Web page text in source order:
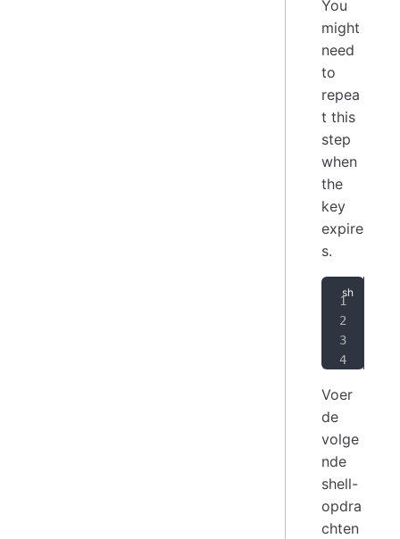
You
might
need
to
repea
t this
step
when
the
key
expire
s.
Voer
de
volge
nde
shell-
opdra
chten